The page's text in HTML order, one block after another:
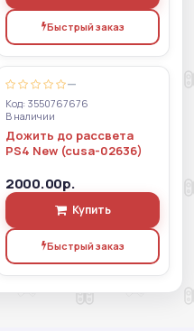
Быстрый заказ
—
Код: 3550767676
В наличии
Дожить до рассвета
PS4 New (cusa-02636)
2000.00р.
Купить
Быстрый заказ